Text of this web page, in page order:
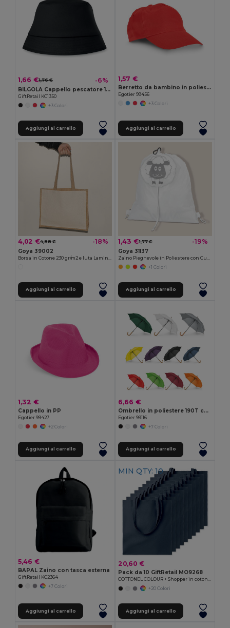
1,66 €1,76 € -6%
BILGOLA Cappello pescatore 160 gr/m²
GiftRetail KC1350
+3 Colori
Aggiungi al carrello
1,57 €
Berretto da bambino in poliestere
Egotier 99456
+3 Colori
Aggiungi al carrello
4,02 €4,88 € -18%
Goya 39002
Aggiungi al carrello
1,43 €1,77 € -19%
Goya 31137
+1 Colori
Aggiungi al carrello
1,32 €
Cappello in PP
Egotier 99427
+2 Colori
Aggiungi al carrello
6,66 €
Ombrello in poliestere 190T con apertura automatica
Egotier 99116
+7 Colori
Aggiungi al carrello
5,46 €
BAPAL Zaino con tasca esterna
GiftRetail KC2364
+7 Colori
Aggiungi al carrello
MIN QTY: 10
20,60 €
Pack da 10 GiftRetail MO9268
COTTONEL COLOUR + Shopper in cotone 140gr
+20 Colori
Aggiungi al carrello